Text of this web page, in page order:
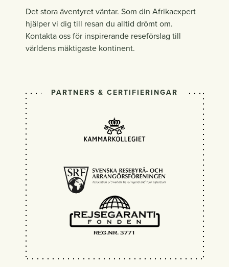
Det stora äventyret väntar. Som din Afrikaexpert
hjälper vi dig till resan du alltid drömt om.
Kontakta oss för inspirerande reseförslag till
världens mäktigaste kontinent.
PARTNERS & CERTIFIERINGAR